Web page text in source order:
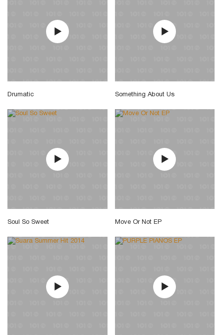
Drumatic Something About Us
Soul So Sweet Move Or Not EP